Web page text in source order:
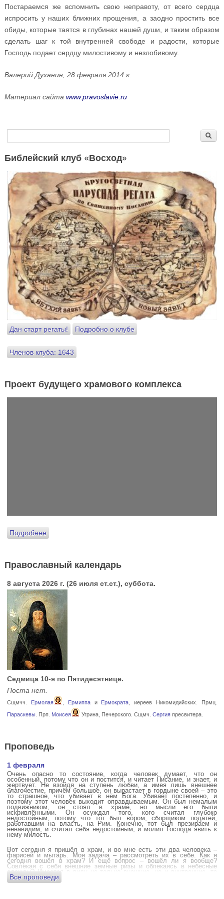
Постараемся же вспомнить свою неправоту, от всего сердца
испросить у наших ближних прощения, а заодно простить все
обиды, которые таятся в глубинах нашей души, и таким образом
сделать шаг к той внутренней свободе и радости, которые
Господь подает сердцу милостивому и незлобивому.
Валерий Духанин, 28 февраля 2014 г.
Материал сайта www.pravoslavie.ru
Форма поиска
Библейский клуб «Восход»
Дан старт регаты! Подробно о клубе
Членов клуба: 1643
Проект будущего храмового комплекса
Подробнее
Православный календарь
8 августа 2026 г. (26 июля ст.ст.), суббота.
Седмица 10-я по Пятидесятнице.
Поста нет.
Сщмчч. Ермолая Ермиппаи Ермократа , иереев Никомидийских. Прмц.
Параскевы. Прп. Моисея Угрина, Печерского. Сщмч. Сергияпресвитера.
Проповедь
1 февраля
Очень опасно то состояние, когда человек думает, что он
особенный, потому что он и постится, и читает Писание, и знает, и
жертвует. Не взойдя на ступень любви, а имея лишь внешнее
благочестие, причём большое, он вырастает в гордыне своей – это
то страшное, что убивает в нём Бога. Убивает постепенно, и
поэтому этот человек выходит оправдываемым. Он был немалым
подвижником, он стоял в храме, но мысли его были
искривлёнными. Он осуждал того, кого считал глубоко
недостойным, потому что тот был вором, сборщиком податей,
работавшим на власть, на Рим. Конечно, тот был презираем и
ненавидим, и считал себя недостойным, и молил Господа явить к
нему милость.
Вот сегодня я пришёл в храм, и во мне есть эти два человека –
фарисей и мытарь. Моя задача – рассмотреть их в себе. Как я
сегодня вошёл в храм? И ещё вопрос – вошёл ли я вообще?
Совлекая с себя внешние земные ризы и облекаясь в небесные
одежды? Имеется в виду не только внешние, но и внутренние, то
есть помыслы.
Все проповеди